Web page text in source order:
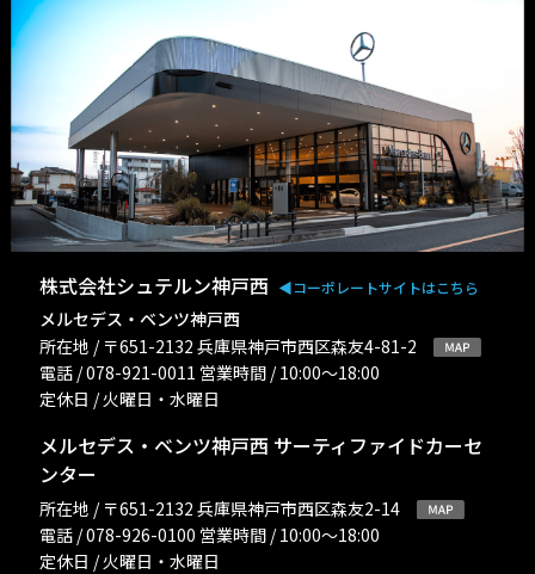
株式会社シュテルン神戸西 ◀︎コーポレートサイトはこちら
メルセデス・ベンツ神戸西
所在地 / 〒651-2132 兵庫県神戸市西区森友4-81-2
電話 / 078-921-0011 営業時間 / 10:00〜18:00
定休日 / 火曜日・水曜日
メルセデス・ベンツ神戸西 サーティファイドカーセ
ンター
所在地 / 〒651-2132 兵庫県神戸市西区森友2-14
電話 / 078-926-0100 営業時間 / 10:00〜18:00
定休日 / 火曜日・水曜日